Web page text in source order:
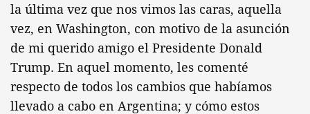
la última vez que nos vimos las caras, aquella
vez, en Washington, con motivo de la asunción
de mi querido amigo el Presidente Donald
Trump. En aquel momento, les comenté
respecto de todos los cambios que habíamos
llevado a cabo en Argentina; y cómo estos